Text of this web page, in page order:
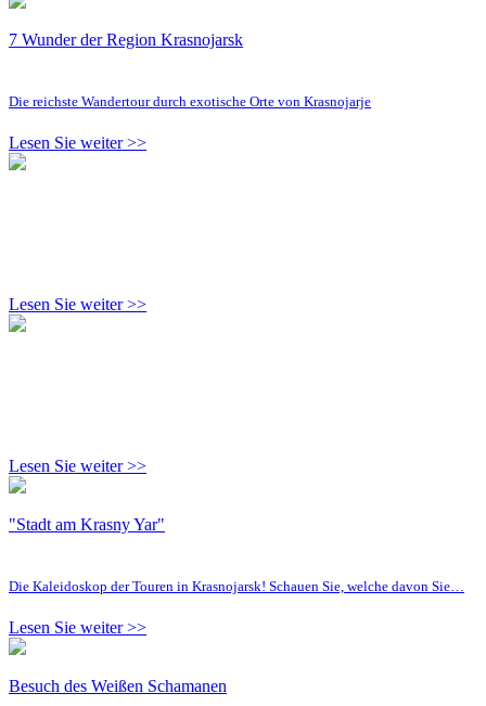
7 Wunder der Region Krasnojarsk
Die reichste Wandertour durch exotische Orte von Krasnojarje
Lesen Sie weiter >>
Lesen Sie weiter >>
Lesen Sie weiter >>
"Stadt am Krasny Yar"
Die Kaleidoskop der Touren in Krasnojarsk! Schauen Sie, welche davon Sie…
Lesen Sie weiter >>
Besuch des Weißen Schamanen